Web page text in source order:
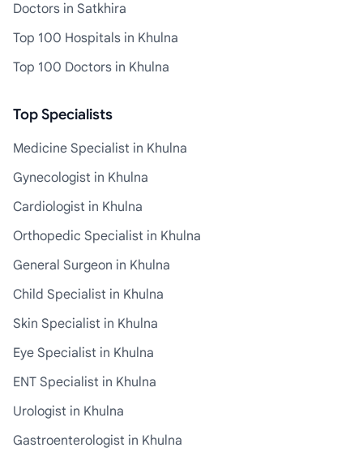
Doctors in Satkhira
Top 100 Hospitals in Khulna
Top 100 Doctors in Khulna
Top Specialists
Medicine Specialist in Khulna
Gynecologist in Khulna
Cardiologist in Khulna
Orthopedic Specialist in Khulna
General Surgeon in Khulna
Child Specialist in Khulna
Skin Specialist in Khulna
Eye Specialist in Khulna
ENT Specialist in Khulna
Urologist in Khulna
Gastroenterologist in Khulna